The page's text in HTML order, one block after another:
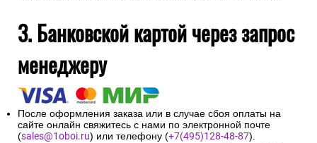
3. Банковской картой через запрос
менеджеру
После оформления заказа или в случае сбоя оплаты на
сайте онлайн свяжитесь с нами по электронной почте
(sales@1oboi.ru) или телефону (+7(495)128-48-87).